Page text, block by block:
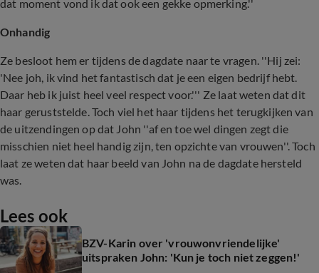
dat moment vond ik dat ook een gekke opmerking.''
Onhandig
Ze besloot hem er tijdens de dagdate naar te vragen. ''Hij zei:
'Nee joh, ik vind het fantastisch dat je een eigen bedrijf hebt.
Daar heb ik juist heel veel respect voor.''' Ze laat weten dat dit
haar geruststelde. Toch viel het haar tijdens het terugkijken van
de uitzendingen op dat John ''af en toe wel dingen zegt die
misschien niet heel handig zijn, ten opzichte van vrouwen''. Toch
laat ze weten dat haar beeld van John na de dagdate hersteld
was.
Lees ook
BZV-Karin over 'vrouwonvriendelijke'
uitspraken John: 'Kun je toch niet zeggen!'